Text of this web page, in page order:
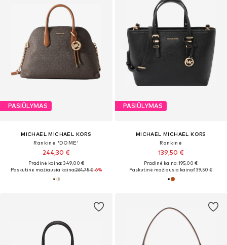
PASIŪLYMAS
MICHAEL MICHAEL KORS
Rankinė 'DOME'
244,30 €
Pradinė kaina: 349,00 €
Paskutinė mažiausia kaina:261,75 €-6%
PASIŪLYMAS
MICHAEL MICHAEL KORS
Rankinė
139,50 €
Pradinė kaina: 195,00 €
Paskutinė mažiausia kaina:139,50 €